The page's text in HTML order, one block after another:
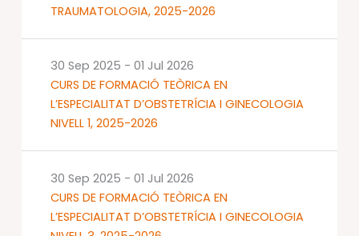
TRAUMATOLOGIA, 2025-2026
CURS DE FORMACIÓ TEÒRICA EN
L’ESPECIALITAT D’OBSTETRÍCIA I GINECOLOGIA
NIVELL 1, 2025-2026
30 Sep 2025 - 01 Jul 2026
CURS DE FORMACIÓ TEÒRICA EN
L’ESPECIALITAT D’OBSTETRÍCIA I GINECOLOGIA
30 Sep 2025 - 01 Jul 2026